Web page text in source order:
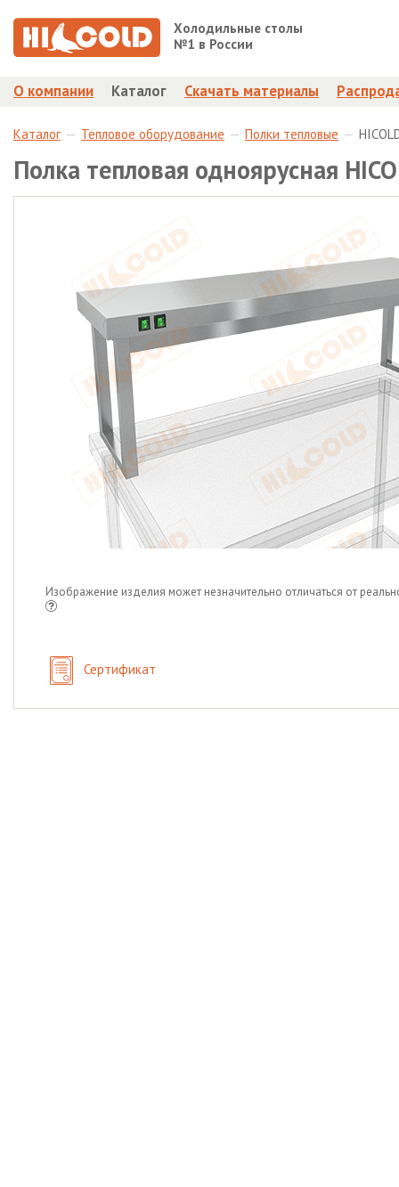
Холодильные столы
№1 в России
О компании Каталог Скачать материалы
Каталог Тепловое оборудование Полки тепловые
Полка тепловая одноярусная
Изображение изделия может незначительно отличаться от
Сертификат